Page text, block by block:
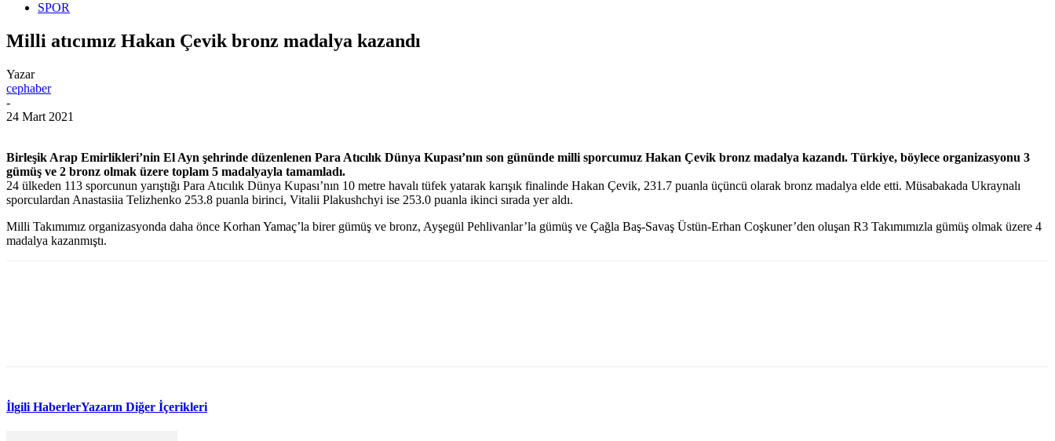
SPOR
Milli atıcımız Hakan Çevik bronz madalya kazandı
Yazar
cephaber
-
24 Mart 2021
Birleşik Arap Emirlikleri’nin El Ayn şehrinde düzenlenen Para Atıcılık Dünya Kupası’nın son gününde milli sporcumuz Hakan Çevik bronz madalya kazandı. Türkiye, böylece organizasyonu 3
gümüş ve 2 bronz olmak üzere toplam 5 madalyayla tamamladı.
24 ülkeden 113 sporcunun yarıştığı Para Atıcılık Dünya Kupası’nın 10 metre havalı tüfek yatarak karışık finalinde Hakan Çevik, 231.7 puanla üçüncü olarak bronz madalya elde etti. Müsabakada Ukraynalı
sporculardan Anastasiia Telizhenko 253.8 puanla birinci, Vitalii Plakushchyi ise 253.0 puanla ikinci sırada yer aldı.
Milli Takımımız organizasyonda daha önce Korhan Yamaç’la birer gümüş ve bronz, Ayşegül Pehlivanlar’la gümüş ve Çağla Baş-Savaş Üstün-Erhan Coşkuner’den oluşan R3 Takımımızla gümüş olmak üzere 4
madalya kazanmıştı.
İlgili HaberlerYazarın Diğer İçerikleri